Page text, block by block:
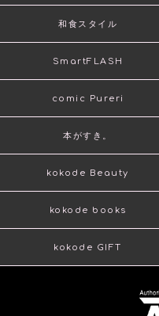
和食スタイル
SmartFLASH
comic Pureri
本がすき。
kokode Beauty
kokode books
kokode GIFT